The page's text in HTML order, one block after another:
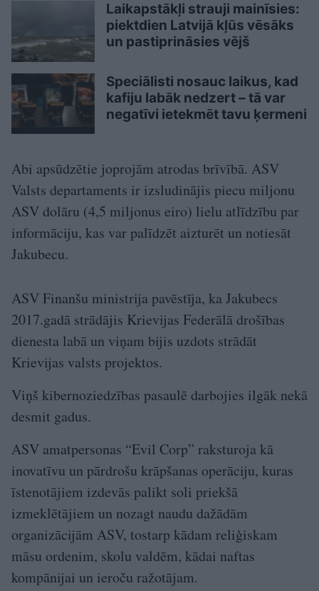
Laikapstākļi strauji mainīsies:
piektdien Latvijā kļūs vēsāks
un pastiprināsies vējš
Speciālisti nosauc laikus, kad
kafiju labāk nedzert – tā var
negatīvi ietekmēt tavu ķermeni
Abi apsūdzētie joprojām atrodas brīvībā. ASV
Valsts departaments ir izsludinājis piecu miljonu
ASV dolāru (4,5 miljonus eiro) lielu atlīdzību par
informāciju, kas var palīdzēt aizturēt un notiesāt
Jakubecu.
ASV Finanšu ministrija pavēstīja, ka Jakubecs
2017.gadā strādājis Krievijas Federālā drošības
dienesta labā un viņam bijis uzdots strādāt
Krievijas valsts projektos.
Viņš kibernoziedzības pasaulē darbojies ilgāk nekā
desmit gadus.
ASV amatpersonas “Evil Corp” raksturoja kā
inovatīvu un pārdrošu krāpšanas operāciju, kuras
īstenotājiem izdevās palikt soli priekšā
izmeklētājiem un nozagt naudu dažādām
organizācijām ASV, tostarp kādam reliģiskam
māsu ordenim, skolu valdēm, kādai naftas
kompānijai un ieroču ražotājam.